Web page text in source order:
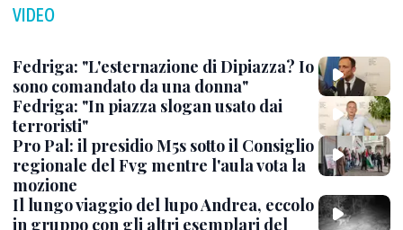
VIDEO
Fedriga: "L'esternazione di Dipiazza? Io
sono comandato da una donna"
Fedriga: "In piazza slogan usato dai
terroristi"
Pro Pal: il presidio M5s sotto il Consiglio
regionale del Fvg mentre l'aula vota la
mozione
Il lungo viaggio del lupo Andrea, eccolo
in gruppo con gli altri esemplari del